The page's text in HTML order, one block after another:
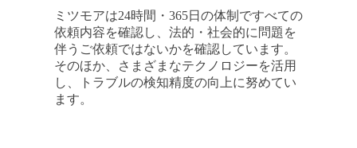
ミツモアは24時間・365日の体制ですべての
依頼内容を確認し、法的・社会的に問題を
伴うご依頼ではないかを確認しています。
そのほか、さまざまなテクノロジーを活用
し、トラブルの検知精度の向上に努めてい
ます。